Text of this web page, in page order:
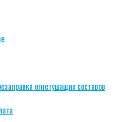
огнетушащих составов